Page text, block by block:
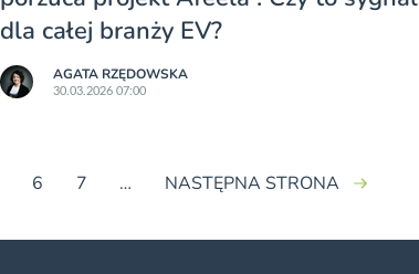
dla całej branży EV?
AGATA RZĘDOWSKA
30.03.2026 07:00
6 7 … NASTĘPNA STRONA